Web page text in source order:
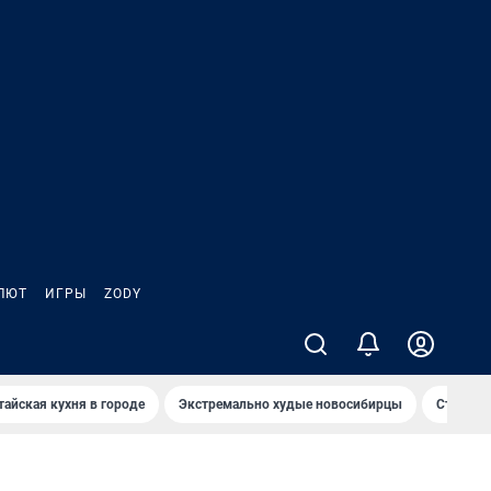
ИГРЫ ZODY
кухня в городе Экстремально худые новосибирцы Старт